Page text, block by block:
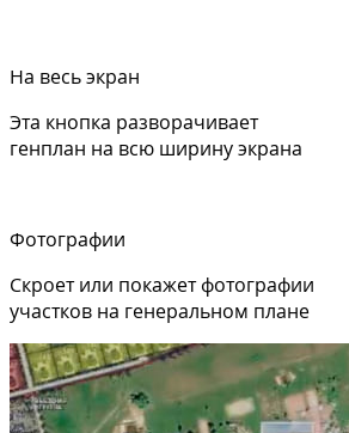
На весь экран
Эта кнопка разворачивает
генплан на всю ширину экрана
Фотографии
Скроет или покажет фотографии
участков на генеральном плане